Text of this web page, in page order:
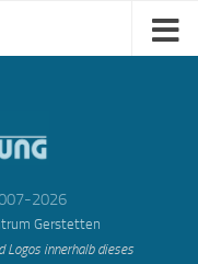
2026
Gerstetten
Logos innerhalb dieses